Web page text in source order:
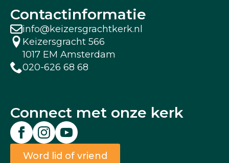
Contactinformatie
info@keizersgrachtkerk.nl
Keizersgracht 566
1017 EM Amsterdam
020-626 68 68
Connect met onze kerk
Word lid of vriend